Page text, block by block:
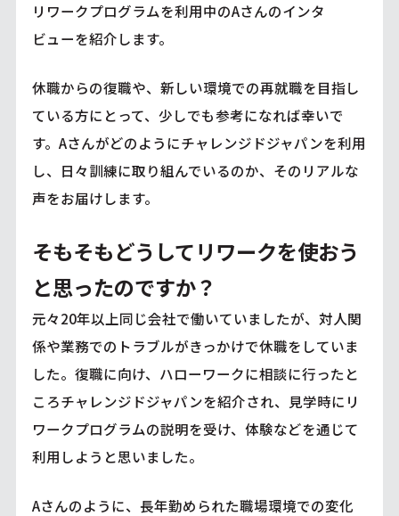
リワークプログラムを利用中のAさんのインタ
ビューを紹介します。
休職からの復職や、新しい環境での再就職を目指し
ている方にとって、少しでも参考になれば幸いで
す。Aさんがどのようにチャレンジドジャパンを利用
し、日々訓練に取り組んでいるのか、そのリアルな
声をお届けします。
そもそもどうしてリワークを使おう
と思ったのですか？
元々20年以上同じ会社で働いていましたが、対人関
係や業務でのトラブルがきっかけで休職をしていま
した。復職に向け、ハローワークに相談に行ったと
ころチャレンジドジャパンを紹介され、見学時にリ
ワークプログラムの説明を受け、体験などを通じて
利用しようと思いました。
Aさんのように、長年勤められた職場環境での変化